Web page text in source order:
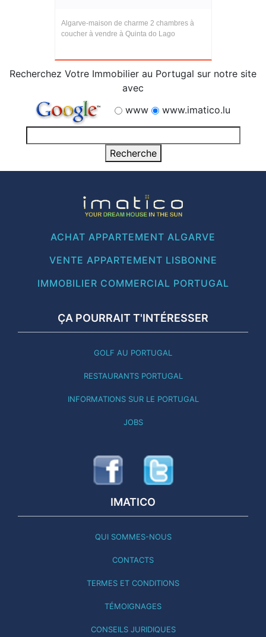
Algarve-maison de charme 2 chambres à
coucher à vendre à Quinta do Lago
Recherchez Votre Immobilier au Portugal sur notre site
avec
www
www.imatico.lu
ACHAT APPARTEMENT ALGARVE
VENTE APPARTEMENT LISBONNE
IMMOBILIER COMMERCIAL PORTUGAL
ÇA POURRAIT T'INTÉRESSER
GOLF AU PORTUGAL
RESTAURANTS PORTUGAL
INFORMATIONS SUR LE PORTUGAL
JOBS
IMATICO
QUI SOMMES-NOUS
CONTACTS
TERMES ET CONDITIONS
TÉMOIGNAGES
CONSEILS JURIDIQUES